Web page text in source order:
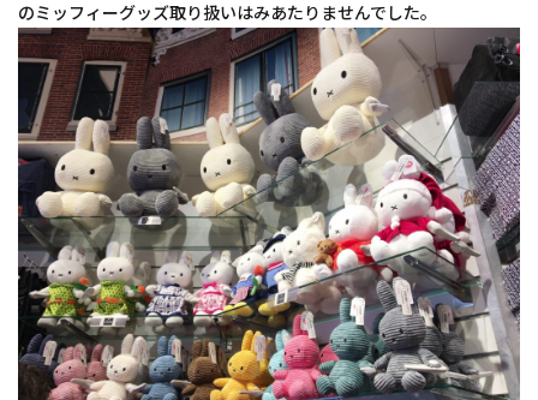
のミッフィーグッズ取り扱いはみあたりませんでした。